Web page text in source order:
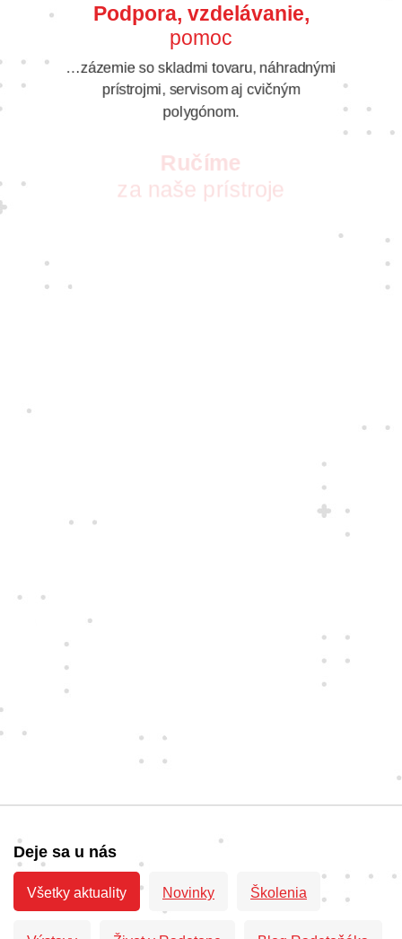
Podpora, vzdelávanie,
pomoc
…zázemie so skladmi tovaru, náhradnými
prístrojmi, servisom aj cvičným
polygónom.
Ručíme
za naše prístroje
Deje sa u nás
Všetky aktuality Novinky Školenia